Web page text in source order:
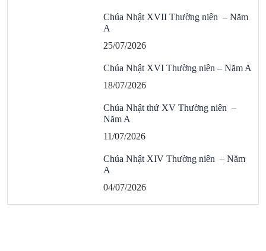
Chúa Nhật XVII Thường niên – Năm
A
25/07/2026
Chúa Nhật XVI Thường niên – Năm A
18/07/2026
Chúa Nhật thứ XV Thường niên –
Năm A
11/07/2026
Chúa Nhật XIV Thường niên – Năm
A
04/07/2026